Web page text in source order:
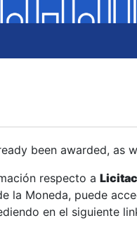
been awarded, as
respecto a
la Moneda, puede
en el siguiente